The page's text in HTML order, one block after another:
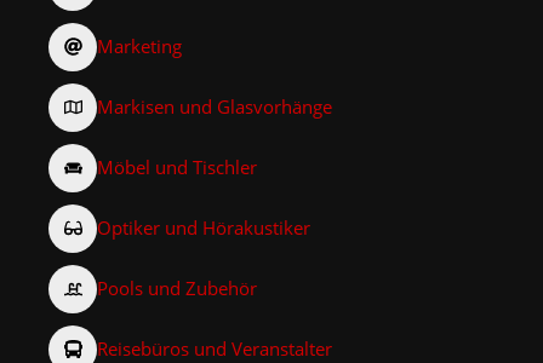
Marketing
Markisen und Glasvorhänge
Möbel und Tischler
Optiker und Hörakustiker
Pools und Zubehör
Reisebüros und Veranstalter